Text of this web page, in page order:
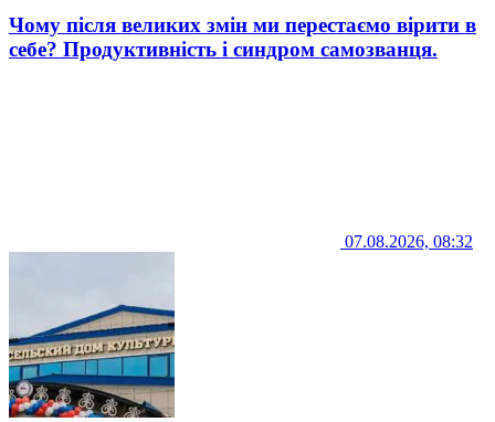
Чому після великих змін ми перестаємо вірити в
себе? Продуктивність і синдром самозванця.
07.08.2026, 08:32